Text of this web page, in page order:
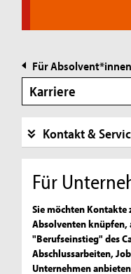
Für Absolvent*innen
Karriere
Kontakt &
Für
Sie möchten
Absolventen knüpfen,
"Berufseinstieg" des
Abschlussarbeiten,
Unternehmen